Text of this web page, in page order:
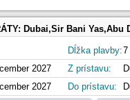
Dubai,Sir Bani Yas,Abu
2027
2027
Dĺžka plavby:7
Z prístavu:
Do prístavu: